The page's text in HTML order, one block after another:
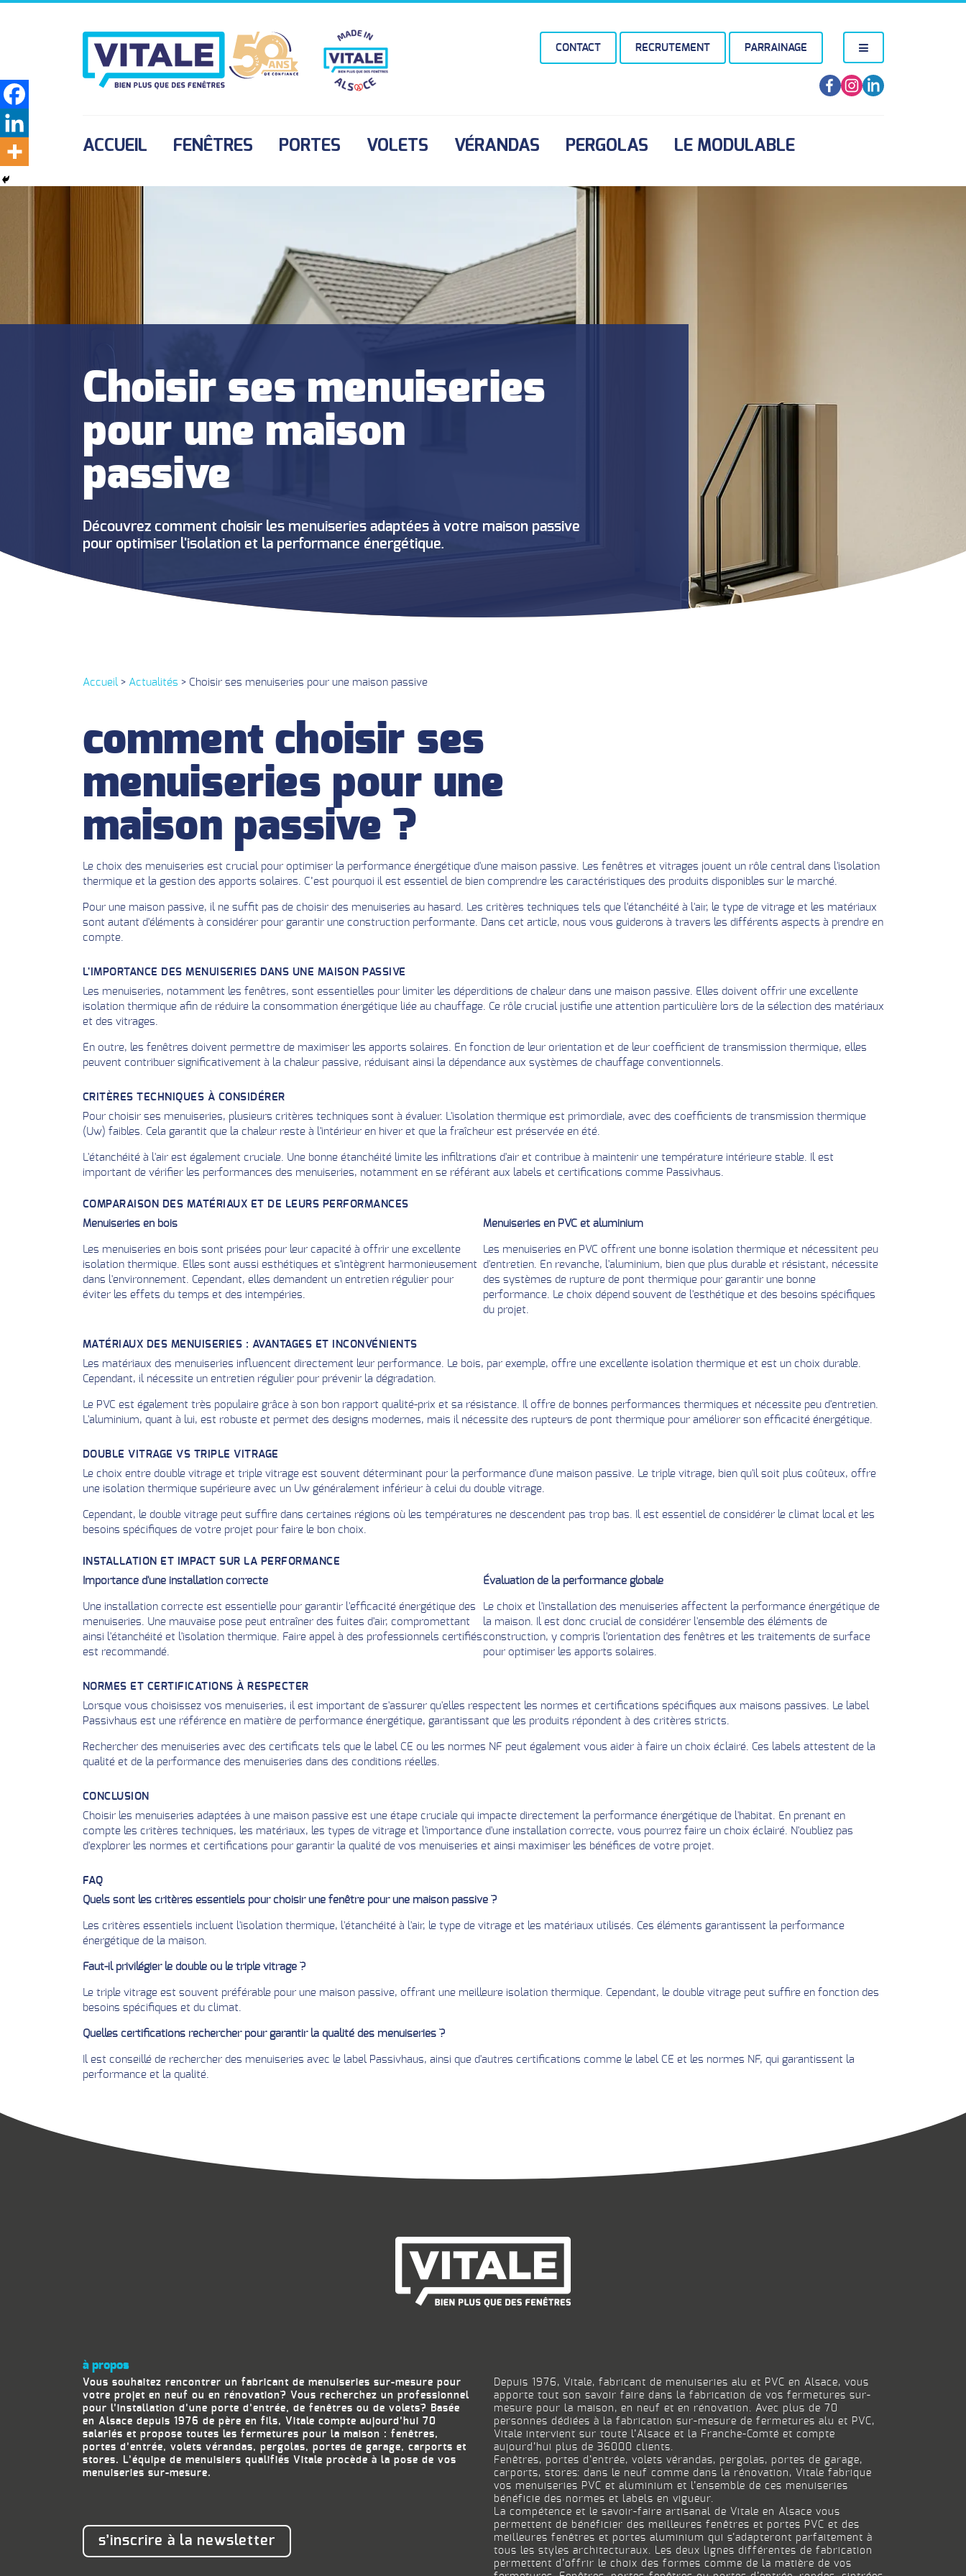
CONTACT RECRUTEMENT PARRAINAGE
ACCUEIL FENÊTRES PORTES VOLETS VÉRANDAS PERGOLAS LE MODULABLE
Choisir ses menuiseries
pour une maison
passive
Découvrez comment choisir les menuiseries adaptées à votre maison passive
pour optimiser l'isolation et la performance énergétique.
Accueil> Actualités > Choisir ses menuiseries pour une maison passive
comment choisir ses
menuiseries pour une
maison passive ?
Le choix des menuiseries est crucial pour optimiser la performance énergétique d'une maison passive. Les fenêtres et vitrages jouent un rôle central dans l'isolation
thermique et la gestion des apports solaires. C’est pourquoi il est essentiel de bien comprendre les caractéristiques des produits disponibles sur le marché.
Pour une maison passive, il ne suffit pas de choisir des menuiseries au hasard. Les critères techniques tels que l'étanchéité à l'air, le type de vitrage et les matériaux
sont autant d'éléments à considérer pour garantir une construction performante. Dans cet article, nous vous guiderons à travers les différents aspects à prendre en
compte.
L'IMPORTANCE DES MENUISERIES DANS UNE MAISON PASSIVE
Les menuiseries, notamment les fenêtres, sont essentielles pour limiter les déperditions de chaleur dans une maison passive. Elles doivent offrir une excellente
isolation thermique afin de réduire la consommation énergétique liée au chauffage. Ce rôle crucial justifie une attention particulière lors de la sélection des matériaux
et des vitrages.
En outre, les fenêtres doivent permettre de maximiser les apports solaires. En fonction de leur orientation et de leur coefficient de transmission thermique, elles
peuvent contribuer significativement à la chaleur passive, réduisant ainsi la dépendance aux systèmes de chauffage conventionnels.
CRITÈRES TECHNIQUES À CONSIDÉRER
Pour choisir ses menuiseries, plusieurs critères techniques sont à évaluer. L'isolation thermique est primordiale, avec des coefficients de transmission thermique
(Uw) faibles. Cela garantit que la chaleur reste à l'intérieur en hiver et que la fraîcheur est préservée en été.
L'étanchéité à l'air est également cruciale. Une bonne étanchéité limite les infiltrations d'air et contribue à maintenir une température intérieure stable. Il est
important de vérifier les performances des menuiseries, notamment en se référant aux labels et certifications comme Passivhaus.
COMPARAISON DES MATÉRIAUX ET DE LEURS PERFORMANCES
Menuiseries en bois
Les menuiseries en bois sont prisées pour leur capacité à offrir une excellente
isolation thermique. Elles sont aussi esthétiques et s'intègrent harmonieusement
dans l'environnement. Cependant, elles demandent un entretien régulier pour
éviter les effets du temps et des intempéries.
Menuiseries en PVC et aluminium
Les menuiseries en PVC offrent une bonne isolation thermique et nécessitent peu
d'entretien. En revanche, l'aluminium, bien que plus durable et résistant, nécessite
des systèmes de rupture de pont thermique pour garantir une bonne
performance. Le choix dépend souvent de l'esthétique et des besoins spécifiques
du projet.
MATÉRIAUX DES MENUISERIES : AVANTAGES ET INCONVÉNIENTS
Les matériaux des menuiseries influencent directement leur performance. Le bois, par exemple, offre une excellente isolation thermique et est un choix durable.
Cependant, il nécessite un entretien régulier pour prévenir la dégradation.
Le PVC est également très populaire grâce à son bon rapport qualité-prix et sa résistance. Il offre de bonnes performances thermiques et nécessite peu d'entretien.
L'aluminium, quant à lui, est robuste et permet des designs modernes, mais il nécessite des rupteurs de pont thermique pour améliorer son efficacité énergétique.
DOUBLE VITRAGE VS TRIPLE VITRAGE
Le choix entre double vitrage et triple vitrage est souvent déterminant pour la performance d'une maison passive. Le triple vitrage, bien qu'il soit plus coûteux, offre
une isolation thermique supérieure avec un Uw généralement inférieur à celui du double vitrage.
Cependant, le double vitrage peut suffire dans certaines régions où les températures ne descendent pas trop bas. Il est essentiel de considérer le climat local et les
besoins spécifiques de votre projet pour faire le bon choix.
INSTALLATION ET IMPACT SUR LA PERFORMANCE
Importance d'une installation correcte
Une installation correcte est essentielle pour garantir l'efficacité énergétique des
menuiseries. Une mauvaise pose peut entraîner des fuites d'air, compromettant
ainsi l'étanchéité et l'isolation thermique. Faire appel à des professionnels certifiés
est recommandé.
Évaluation de la performance globale
Le choix et l'installation des menuiseries affectent la performance énergétique de
la maison. Il est donc crucial de considérer l'ensemble des éléments de
construction, y compris l'orientation des fenêtres et les traitements de surface
pour optimiser les apports solaires.
NORMES ET CERTIFICATIONS À RESPECTER
Lorsque vous choisissez vos menuiseries, il est important de s'assurer qu'elles respectent les normes et certifications spécifiques aux maisons passives. Le label
Passivhaus est une référence en matière de performance énergétique, garantissant que les produits répondent à des critères stricts.
Rechercher des menuiseries avec des certificats tels que le label CE ou les normes NF peut également vous aider à faire un choix éclairé. Ces labels attestent de la
qualité et de la performance des menuiseries dans des conditions réelles.
CONCLUSION
Choisir les menuiseries adaptées à une maison passive est une étape cruciale qui impacte directement la performance énergétique de l'habitat. En prenant en
compte les critères techniques, les matériaux, les types de vitrage et l'importance d'une installation correcte, vous pourrez faire un choix éclairé. N'oubliez pas
d'explorer les normes et certifications pour garantir la qualité de vos menuiseries et ainsi maximiser les bénéfices de votre projet.
FAQ
Quels sont les critères essentiels pour choisir une fenêtre pour une maison passive ?
Les critères essentiels incluent l'isolation thermique, l'étanchéité à l'air, le type de vitrage et les matériaux utilisés. Ces éléments garantissent la performance
énergétique de la maison.
Faut-il privilégier le double ou le triple vitrage ?
Le triple vitrage est souvent préférable pour une maison passive, offrant une meilleure isolation thermique. Cependant, le double vitrage peut suffire en fonction des
besoins spécifiques et du climat.
Quelles certifications rechercher pour garantir la qualité des menuiseries ?
Il est conseillé de rechercher des menuiseries avec le label Passivhaus, ainsi que d'autres certifications comme le label CE et les normes NF, qui garantissent la
performance et la qualité.
à propos
Vous souhaitez rencontrer un fabricant de menuiseries sur-mesure pour
votre projet en neuf ou en rénovation? Vous recherchez un professionnel
pour l’installation d’une porte d’entrée, de fenêtres ou de volets? Basée
en Alsace depuis 1976 de père en fils, Vitale compte aujourd’hui 70
salariés et propose toutes les fermetures pour la maison : fenêtres,
portes d’entrée, volets vérandas, pergolas, portes de garage, carports et
stores. L’équipe de menuisiers qualifiés Vitale procède à la pose de vos
menuiseries sur-mesure.
s’inscrire à la newsletter
Depuis 1976, Vitale, fabricant de menuiseries alu et PVC en Alsace, vous
apporte tout son savoir faire dans la fabrication de vos fermetures sur-
mesure pour la maison, en neuf et en rénovation. Avec plus de 70
personnes dédiées à la fabrication sur-mesure de fermetures alu et PVC,
Vitale intervient sur toute l’Alsace et la Franche-Comté et compte
aujourd’hui plus de 36000 clients.
Fenêtres, portes d’entrée, volets vérandas, pergolas, portes de garage,
carports, stores: dans le neuf comme dans la rénovation, Vitale fabrique
vos menuiseries PVC et aluminium et l’ensemble de ces menuiseries
bénéficie des normes et labels en vigueur.
La compétence et le savoir-faire artisanal de Vitale en Alsace vous
permettent de bénéficier des meilleures fenêtres et portes PVC et des
meilleures fenêtres et portes aluminium qui s’adapteront parfaitement à
tous les styles architecturaux. Les deux lignes différentes de fabrication
permettent d’offrir le choix des formes comme de la matière de vos